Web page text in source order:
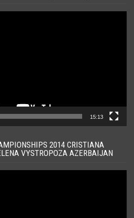
15:13
2014 CRISTIANA
VYSTROPOZA AZERBAIJAN